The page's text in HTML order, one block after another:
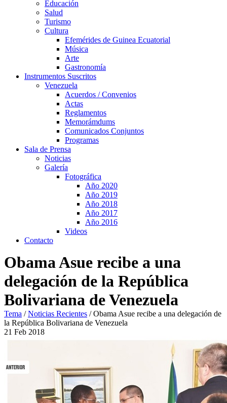
Educación
Salud
Turismo
Cultura
Efemérides de Guinea Ecuatorial
Música
Arte
Gastronomía
Instrumentos Suscritos
Venezuela
Acuerdos / Convenios
Actas
Reglamentos
Memorámdums
Comunicados Conjuntos
Programas
Sala de Prensa
Noticias
Galería
Fotográfica
Año 2020
Año 2019
Año 2018
Año 2017
Año 2016
Videos
Contacto
Obama Asue recibe a una
delegación de la República
Bolivariana de Venezuela
Tema /Noticias Recientes /Obama Asue recibe a una delegación de
la República Bolivariana de Venezuela
21 Feb 2018